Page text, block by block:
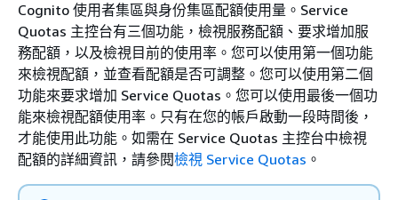
Cognito 使用者集區與身份集區配額使用量。Service
Quotas 主控台有三個功能，檢視服務配額、要求增加服
務配額，以及檢視目前的使用率。您可以使用第一個功能
來檢視配額，並查看配額是否可調整。您可以使用第二個
功能來要求增加 Service Quotas。您可以使用最後一個功
能來檢視配額使用率。只有在您的帳戶啟動一段時間後，
才能使用此功能。如需在 Service Quotas 主控台中檢視
配額的詳細資訊，請參閱檢視 Service Quotas 。